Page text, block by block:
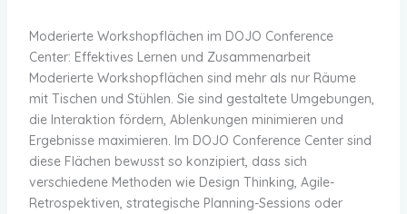
Moderierte Workshopflächen im DOJO Conference
Center: Effektives Lernen und Zusammenarbeit
Moderierte Workshopflächen sind mehr als nur Räume
mit Tischen und Stühlen. Sie sind gestaltete Umgebungen,
die Interaktion fördern, Ablenkungen minimieren und
Ergebnisse maximieren. Im DOJO Conference Center sind
diese Flächen bewusst so konzipiert, dass sich
verschiedene Methoden wie Design Thinking, Agile-
Retrospektiven, strategische Planning-Sessions oder